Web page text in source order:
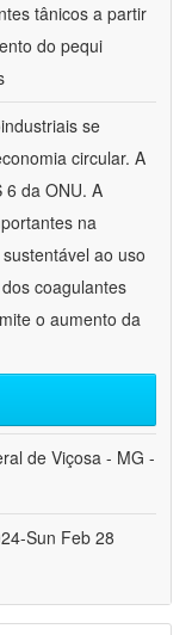
tânicos a partir
do pequi
se
circular. A
6 da ONU. A
na
ao uso
coagulantes
o aumento da
de Viçosa - MG -
Sun Feb 28